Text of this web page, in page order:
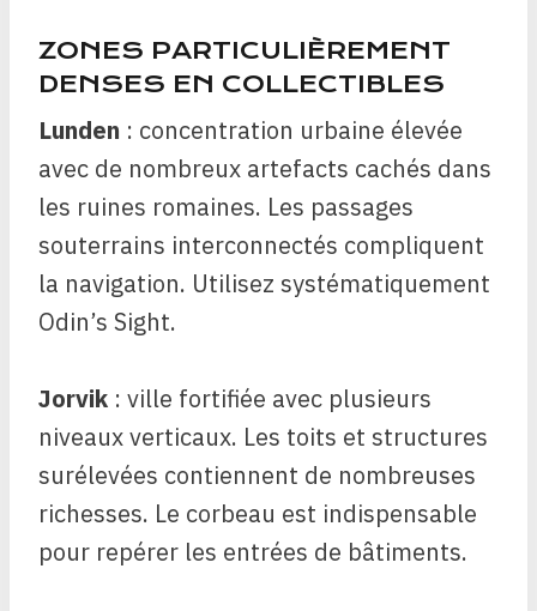
ZONES PARTICULIÈREMENT
DENSES EN COLLECTIBLES
Lunden : concentration urbaine élevée
avec de nombreux artefacts cachés dans
les ruines romaines. Les passages
souterrains interconnectés compliquent
la navigation. Utilisez systématiquement
Odin’s Sight.
Jorvik : ville fortifiée avec plusieurs
niveaux verticaux. Les toits et structures
surélevées contiennent de nombreuses
richesses. Le corbeau est indispensable
pour repérer les entrées de bâtiments.